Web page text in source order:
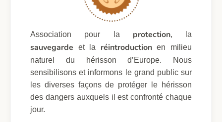
Association pour la protection, la
sauvegarde et la réintroductionen milieu
naturel du hérisson d’Europe. Nous
sensibilisons et informons le grand public sur
les diverses façons de protéger le hérisson
des dangers auxquels il est confronté chaque
jour.